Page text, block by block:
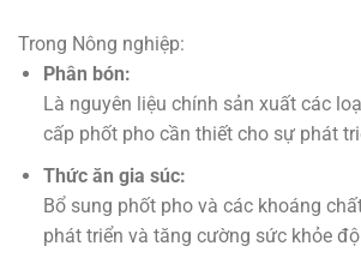
Trong Nông nghiệp:
Phân bón:
Là nguyên liệu chính sản xuất các
cấp phốt pho cần thiết cho sự phát
Thức ăn gia súc:
Bổ sung phốt pho và các khoáng
phát triển và tăng cường sức khỏe